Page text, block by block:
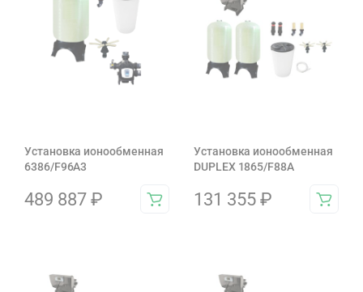
Установка ионообменная
6386/F96A3
489 887 ₽
Установка ионообменная
DUPLEX 1865/F88A
131 355 ₽